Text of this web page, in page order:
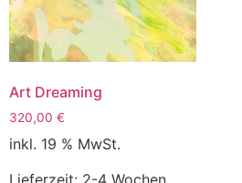
Art Dreaming
320,00 €
inkl. 19 % MwSt.
Lieferzeit: 2-4 Wochen